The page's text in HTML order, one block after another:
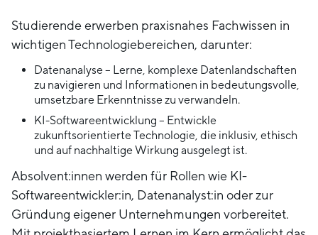
Studierende erwerben praxisnahes Fachwissen in
wichtigen Technologiebereichen, darunter:
Datenanalyse – Lerne, komplexe Datenlandschaften
zu navigieren und Informationen in bedeutungsvolle,
umsetzbare Erkenntnisse zu verwandeln.
KI-Softwareentwicklung – Entwickle
zukunftsorientierte Technologie, die inklusiv, ethisch
und auf nachhaltige Wirkung ausgelegt ist.
Absolvent:innen werden für Rollen wie KI-
Softwareentwickler:in, Datenanalyst:in oder zur
Gründung eigener Unternehmungen vorbereitet.